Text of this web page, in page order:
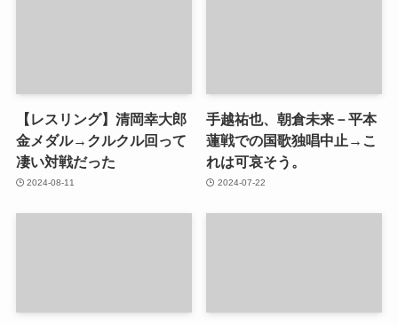
【レスリング】清岡幸大郎
金メダル→クルクル回って
凄い対戦だった
2024-08-11
手越祐也、朝倉未来－平本
蓮戦での国歌独唱中止→こ
れは可哀そう。
2024-07-22